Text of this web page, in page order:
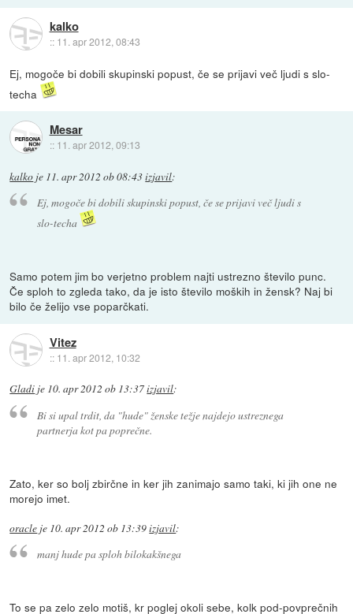
kalko
:: 11. apr 2012, 08:43
Ej, mogoče bi dobili skupinski popust, če se prijavi več ljudi s slo-
techa
Mesar
:: 11. apr 2012, 09:13
kalko je 11. apr 2012 ob 08:43izjavil:
Ej, mogoče bi dobili skupinski popust, če se prijavi več ljudi s
slo-techa
Samo potem jim bo verjetno problem najti ustrezno število punc.
Če sploh to zgleda tako, da je isto število moških in žensk? Naj bi
bilo če želijo vse poparčkati.
Vitez
:: 11. apr 2012, 10:32
Gladi je 10. apr 2012 ob 13:37izjavil:
Bi si upal trdit, da "hude" ženske težje najdejo ustreznega
partnerja kot pa poprečne.
Zato, ker so bolj zbirčne in ker jih zanimajo samo taki, ki jih one ne
morejo imet.
oracle je 10. apr 2012 ob 13:39izjavil:
manj hude pa sploh bilokakšnega
To se pa zelo zelo motiš, kr poglej okoli sebe, kolk pod-povprečnih